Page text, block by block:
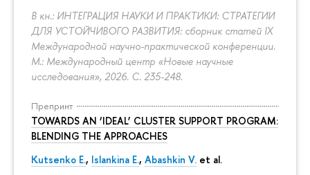
В кн.: ИНТЕГРАЦИЯ НАУКИ И ПРАКТИКИ: СТРАТЕГИИ
ДЛЯ УСТОЙЧИВОГО РАЗВИТИЯ: сборник статей IX
Международной научно-практической конференции.
М.: Международный центр «Новые научные
исследования», 2026. С. 235-248.
Препринт
TOWARDS AN ‘IDEAL’ CLUSTER SUPPORT PROGRAM:
BLENDING THE APPROACHES
Kutsenko E., Islankina E., Abashkin V. et al.